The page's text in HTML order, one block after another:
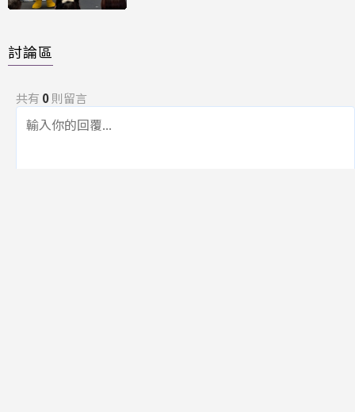
討論區
共有 0則留言